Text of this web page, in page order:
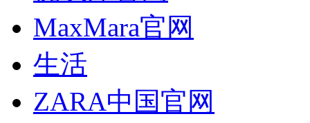
MaxMara官网
生活
ZARA中国官网